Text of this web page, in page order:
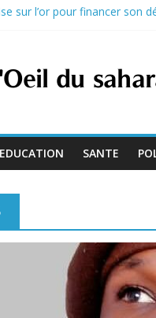
sur l’or pour financer son
264 milliards de
dans le procès du 28
exécutions programmées le
EDUCATION SANTE